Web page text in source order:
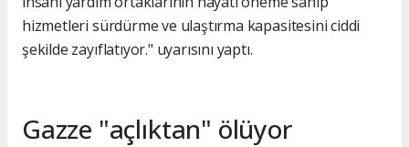
hizmetleri sürdürme ve ulaştırma kapasitesini ciddi
şekilde zayıflatıyor." uyarısını yaptı.
Gazze "açlıktan" ölüyor